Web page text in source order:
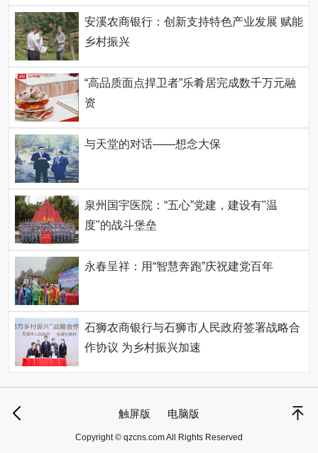
安溪农商银行：创新支持特色产业发展 赋能
乡村振兴
“高品质面点捍卫者”乐肴居完成数千万元融
资
与天堂的对话——想念大保
泉州国宇医院：“五心”党建，建设有"温
度"的战斗堡垒
永春呈祥：用“智慧奔跑”庆祝建党百年
石狮农商银行与石狮市人民政府签署战略合
作协议 为乡村振兴加速
触屏版 电脑版
Copyright © qzcns.com All Rights Reserved